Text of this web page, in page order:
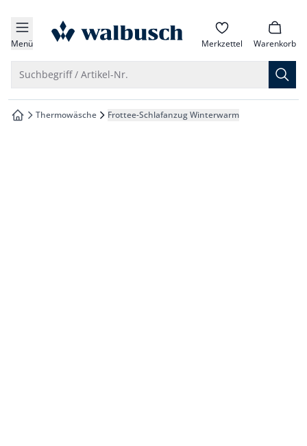
springen
springen
springen
springen
Menü zur Startseite Merkzettel Warenkorb
Suchbegriff / Artikel-Nr.
zur Startseite
Thermowäsche Frottee-Schlafanzug Winterwarm